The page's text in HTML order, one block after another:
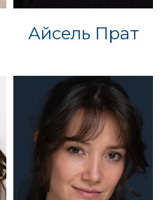
Айсель Прат